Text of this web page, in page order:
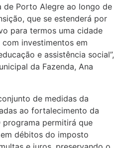
de Porto Alegre ao longo de
que se estenderá por
para termos uma cidade
investimentos em
e assistência social”,
da Fazenda, Ana
de medidas da
ao fortalecimento da
programa permitirá que
débitos do imposto